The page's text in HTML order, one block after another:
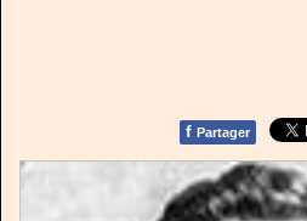
f Partager